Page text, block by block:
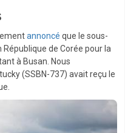
annoncé que le sous-
de Corée pour la
à Busan. Nous
(SSBN-737) avait reçu le